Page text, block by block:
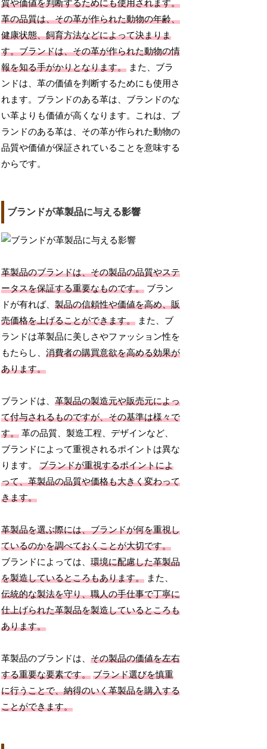
質や価値を判断するためにも使用されます。
革の品質は、その革が作られた動物の年齢、
健康状態、飼育方法などによって決まりま
す。ブランドは、その革が作られた動物の情
報を知る手がかりとなります。 また、ブラ
ンドは、革の価値を判断するためにも使用さ
れます。ブランドのある革は、ブランドのな
い革よりも価値が高くなります。これは、ブ
ランドのある革は、その革が作られた動物の
品質や価値が保証されていることを意味する
からです。
ブランドが革製品に与える影響
革製品のブランドは、その製品の品質やステ
ータスを保証する重要なものです。 ブラン
ドが有れば、製品の信頼性や価値を高め、販
売価格を上げることができます。 また、ブ
ランドは革製品に美しさやファッション性を
もたらし、消費者の購買意欲を高める効果が
あります。
ブランドは、革製品の製造元や販売元によっ
て付与されるものですが、その基準は様々で
す。 革の品質、製造工程、デザインなど、
ブランドによって重視されるポイントは異な
ります。ブランドが重視するポイントによ
って、革製品の品質や価格も大きく変わって
きます。
革製品を選ぶ際には、ブランドが何を重視し
ているのかを調べておくことが大切です。
ブランドによっては、環境に配慮した革製品
を製造しているところもあります。 また、
伝統的な製法を守り、職人の手仕事で丁寧に
仕上げられた革製品を製造しているところも
あります。
革製品のブランドは、その製品の価値を左右
する重要な要素です。 ブランド選びを慎重
に行うことで、納得のいく革製品を購入する
ことができます。